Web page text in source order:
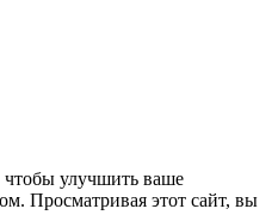
улучшить ваше
Просматривая этот сайт, вы